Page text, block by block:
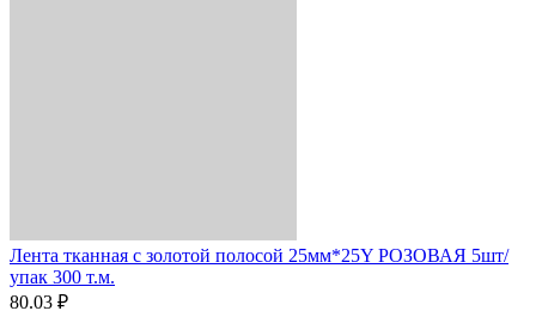
Лента тканная с золотой полосой 25мм*25Y РОЗОВАЯ 5шт/
упак 300 т.м.
80.03 ₽